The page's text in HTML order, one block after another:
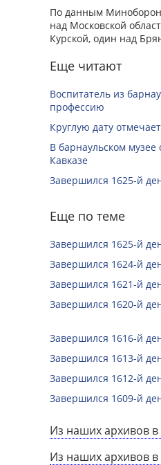
По данным
над Московской
Курской, один над
Еще читают
Воспитатель из
профессию
Круглую дату
В барнаульском
Кавказе
Завершился 1625-й
Еще по теме
Завершился 1625-й
Завершился 1624-й
Завершился 1621-й
Завершился 1620-й
Завершился 1616-й
Завершился 1613-й
Завершился 1612-й
Завершился 1609-й
Из наших архивов в
Из наших архивов